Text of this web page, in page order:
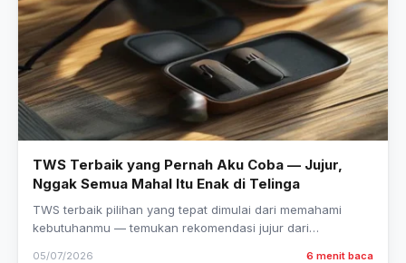
TWS Terbaik yang Pernah Aku Coba — Jujur,
Nggak Semua Mahal Itu Enak di Telinga
TWS terbaik pilihan yang tepat dimulai dari memahami
kebutuhanmu — temukan rekomendasi jujur dari
05/07/2026 6 menit baca